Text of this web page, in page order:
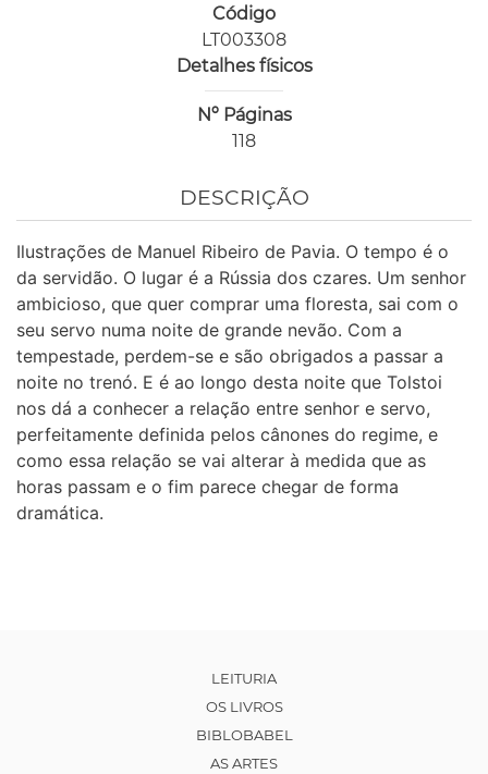
Código
LT003308
Detalhes físicos
Nº Páginas
118
DESCRIÇÃO
Ilustrações de Manuel Ribeiro de Pavia. O tempo é o
da servidão. O lugar é a Rússia dos czares. Um senhor
ambicioso, que quer comprar uma floresta, sai com o
seu servo numa noite de grande nevão. Com a
tempestade, perdem-se e são obrigados a passar a
noite no trenó. E é ao longo desta noite que Tolstoi
nos dá a conhecer a relação entre senhor e servo,
perfeitamente definida pelos cânones do regime, e
como essa relação se vai alterar à medida que as
horas passam e o fim parece chegar de forma
dramática.
LEITURIA
OS LIVROS
BIBLOBABEL
AS ARTES